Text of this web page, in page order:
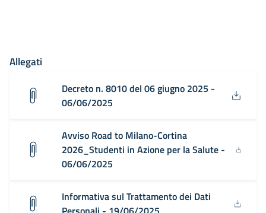
Allegati
Decreto n. 8010 del 06 giugno 2025 -
06/06/2025
Avviso Road to Milano-Cortina
2026_Studenti in Azione per la Salute -
06/06/2025
Informativa sul Trattamento dei Dati